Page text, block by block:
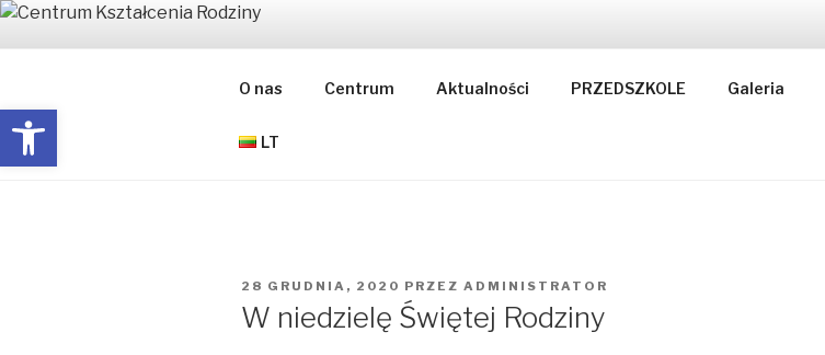
Open toolbar
Przejdź
CENTRUM KSZTAŁCENIA
O nas Centrum Aktualności PRZEDSZKOLE Galeria
LT
OPUBLIKOWANE
W
28 GRUDNIA, 2020 PRZEZ ADMINISTRATOR
W niedzielę Świętej Rodziny